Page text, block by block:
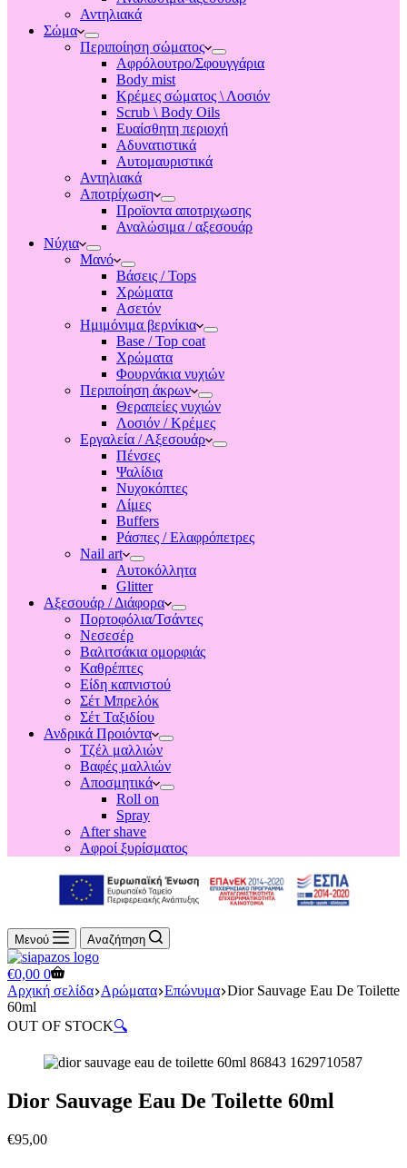
Αντηλιακά
Σώμα
Περιποίηση σώματος
Αφρόλουτρο/Σφουγγάρια
Body mist
Κρέμες σώματος \ Λοσιόν
Scrub \ Body Oils
Ευαίσθητη περιοχή
Αδυνατιστικά
Αυτομαυριστικά
Αντηλιακά
Αποτρίχωση
Προϊοντα αποτριχωσης
Αναλώσιμα / αξεσουάρ
Νύχια
Μανό
Βάσεις / Tops
Χρώματα
Ασετόν
Ημιμόνιμα βερνίκια
Base / Top coat
Χρώματα
Φουρνάκια νυχιών
Περιποίηση άκρων
Θεραπείες νυχιών
Λοσιόν / Κρέμες
Εργαλεία / Αξεσουάρ
Πένσες
Ψαλίδια
Νυχοκόπτες
Λίμες
Buffers
Ράσπες / Ελαφρόπετρες
Nail art
Αυτοκόλλητα
Glitter
Αξεσουάρ / Διάφορα
Πορτοφόλια/Τσάντες
Νεσεσέρ
Βαλιτσάκια ομορφιάς
Καθρέπτες
Είδη καπνιστού
Σέτ Μπρελόκ
Σέτ Ταξιδίου
Ανδρικά Προιόντα
Τζέλ μαλλιών
Βαφές μαλλιών
Αποσμητικά
Roll on
Spray
After shave
Αφροί ξυρίσματος
Μενού Αναζήτηση
Shopping
cart
€0,00 0
Αρχική σελίδα Αρώματα Επώνυμα Dior Sauvage Eau De Toilette
60ml
OUT OF STOCK🔍
Dior Sauvage Eau De Toilette 60ml
€95,00